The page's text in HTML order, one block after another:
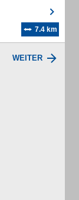
7.4 km
WEITER